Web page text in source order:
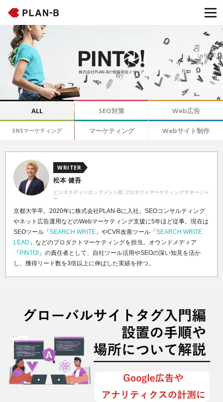
株式会社PLAN-Bの情報発信メディア
ALL SEO対策 Web広告
SNSマーケティング マーケティング Webサイト制作
WRITER
松本 健吾
ビジネスディベロップメント部 プロダクトマーケティングマネージャ
ー
京都大学卒。2020年に株式会社PLAN-Bに入社。SEOコンサルティング
やネット広告運用などのWebマーケティング支援に5年ほど従事。現在は
SEOツール「 SEARCH WRITE 」やCVR改善ツール「 SEARCH WRITE
LEAD 」などのプロダクトマーケティングを担当。オウンドメディア
「 PINTO! 」の責任者として、自社ツール活用やSEOの深い知見を活か
し、獲得リード数を3倍以上に伸ばした実績を持つ。